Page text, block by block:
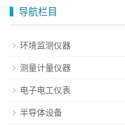
导航栏目
环境监测仪器
测量计量仪器
电子电工仪表
半导体设备
010-52867771